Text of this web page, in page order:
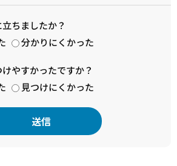
ちましたか？
分かりにくかった
やすかったですか？
見つけにくかった